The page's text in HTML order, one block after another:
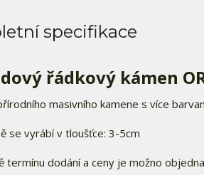
specifikace
řádkový kámen
masivního kamene s více
se vyrábí v tloušťce: 3-5cm
termínu dodání a ceny je možno